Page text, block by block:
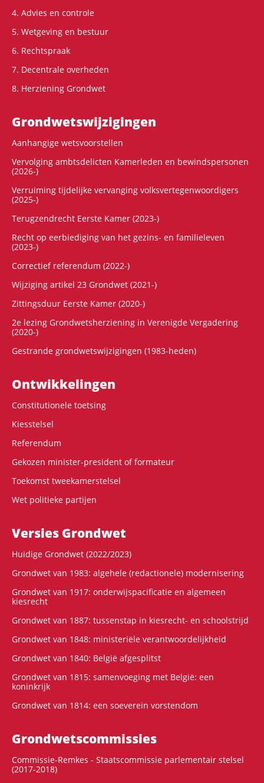
4. Advies en controle
5. Wetgeving en bestuur
6. Rechtspraak
7. Decentrale overheden
8. Herziening Grondwet
Grondwets­wijzigingen
Aanhangige wetsvoorstellen
Vervolging ambtsdelicten Kamerleden en bewindspersonen
(2026-)
Verruiming tijdelijke vervanging volksvertegenwoordigers
(2025-)
Terugzendrecht Eerste Kamer (2023-)
Recht op eerbiediging van het gezins- en familieleven
(2023-)
Correctief referendum (2022-)
Wijziging artikel 23 Grondwet (2021-)
Zittingsduur Eerste Kamer (2020-)
2e lezing Grondwetsherziening in Verenigde Vergadering
(2020-)
Gestrande grondwetswijzigingen (1983-heden)
Ontwikke­lingen
Constitutionele toetsing
Kiesstelsel
Referendum
Gekozen minister-president of formateur
Toekomst tweekamerstelsel
Wet politieke partijen
Versies Grondwet
Huidige Grondwet (2022/2023)
Grondwet van 1983: algehele (redactionele) modernisering
Grondwet van 1917: onderwijspacificatie en algemeen
kiesrecht
Grondwet van 1887: tussenstap in kiesrecht- en schoolstrijd
Grondwet van 1848: ministeriële verantwoordelijkheid
Grondwet van 1840: België afgesplitst
Grondwet van 1815: samenvoeging met België: een
koninkrijk
Grondwet van 1814: een soeverein vorstendom
Grondwets­commissies
Commissie-Remkes - Staatscommissie parlementair stelsel
(2017-2018)